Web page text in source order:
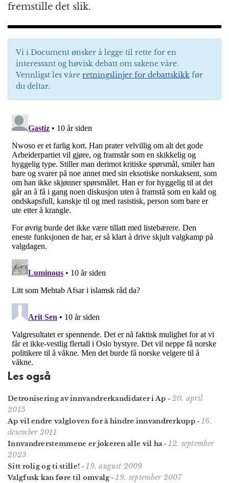
fremstille det slik.
Vi i Document ønsker å legge til rette for en
interessant og høvisk debatt om sakene våre.
Vennligst les våre retningslinjer for debattskikk før
du deltar.
Les også
Detronisering av innvandrerkandidater i Ap - 20. april
2015
Ap vil endre valgloven for å hindre innvandrerkupp - 16.
desember 2011
Innvandrer­stemmene er jokeren alle vil ha -12. september
2023
Sitt rolig og ti stille! -19. august 2009
Valgfusk kan føre til omvalg -19. september 2007